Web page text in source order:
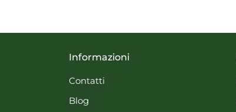
Informazioni
Contatti
Blog